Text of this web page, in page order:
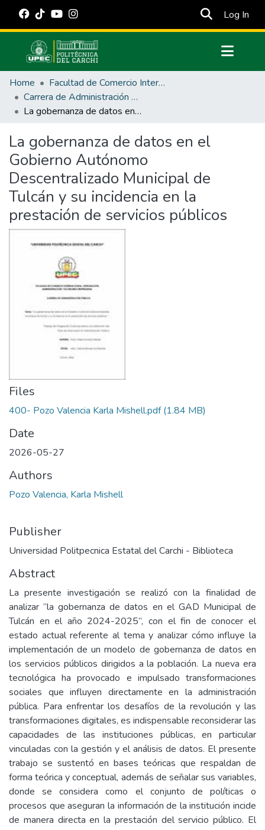
Log In
Communities & Collections
All of DSpace
Statistics
Estadísticas Externas
Manuales
Home
Facultad de Comercio Internacional, Integración, Administración y Economía Empresarial
Carrera de Administración Pública
La gobernanza de datos en el Gobierno Autónomo Descentralizado Municipal de Tulcán y su incidencia en la prestación de servicios públicos
La gobernanza de datos en el
Gobierno Autónomo
Descentralizado Municipal de
Tulcán y su incidencia en la
prestación de servicios públicos
Files
400- Pozo Valencia Karla Mishell.pdf(1.84 MB)
Date
2026-05-27
Authors
Pozo Valencia, Karla Mishell
Publisher
Universidad Politpecnica Estatal del Carchi - Biblioteca
Abstract
La presente investigación se realizó con la finalidad de
analizar “la gobernanza de datos en el GAD Municipal de
Tulcán en el año 2024-2025”, con el fin de conocer el
estado actual referente al tema y analizar cómo influye la
implementación de un modelo de gobernanza de datos en
los servicios públicos dirigidos a la población. La nueva era
tecnológica ha provocado e impulsado transformaciones
sociales que influyen directamente en la administración
pública. Para enfrentar los desafíos de la revolución y las
transformaciones digitales, es indispensable reconsiderar las
capacidades de las instituciones públicas, en particular
vinculadas con la gestión y el análisis de datos. El presente
trabajo se sustentó en bases teóricas que respaldan de
forma teórica y conceptual, además de señalar sus variables,
donde se considera como el conjunto de políticas o
procesos que aseguran la información de la institución incide
de manera directa en la prestación del servicio público. El